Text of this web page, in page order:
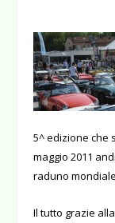
5^ edizione che
maggio 2011
raduno
Il tutto grazie